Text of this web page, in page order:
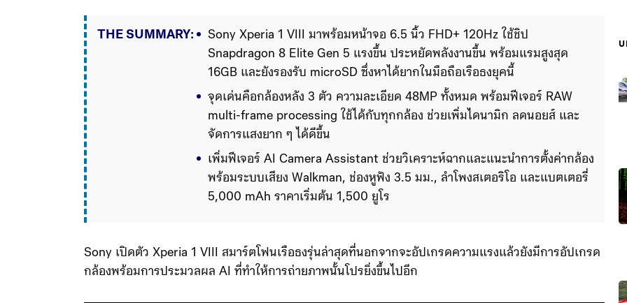
THE SUMMARY:
Sony Xperia 1 VIII มาพร้อมหน้าจอ 6.5 นิ้ว FHD+ 120Hz ใช้ชิป
Snapdragon 8 Elite Gen 5 แรงขึ้น ประหยัดพลังงานขึ้น พร้อมแรมสูงสุด
16GB และยังรองรับ microSD ซึ่งหาได้ยากในมือถือเรือธงยุคนี้
จุดเด่นคือกล้องหลัง 3 ตัว ความละเอียด 48MP ทั้งหมด พร้อมฟีเจอร์ RAW
multi-frame processing ใช้ได้กับทุกกล้อง ช่วยเพิ่มไดนามิก ลดนอยส์ และ
จัดการแสงยาก ๆ ได้ดีขึ้น
เพิ่มฟีเจอร์ AI Camera Assistant ช่วยวิเคราะห์ฉากและแนะนำการตั้งค่ากล้อง
พร้อมระบบเสียง Walkman, ช่องหูฟัง 3.5 มม., ลำโพงสเตอริโอ และแบตเตอรี่
5,000 mAh ราคาเริ่มต้น 1,500 ยูโร
Sony เปิดตัว Xperia 1 VIII สมาร์​ตโฟนเรือธงรุ่นล่าสุดที่นอกจากจะอัปเกรดความแรงแล้วยังมีการอัปเกรด
กล้องพร้อมการประมวลผล AI ที่ทำให้การถ่ายภาพนั้นโปรยิ่งขึ้นไปอีก
บ